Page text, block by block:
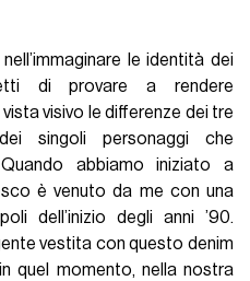
le identità dei
di provare a rendere
visivo le differenze dei tre
singoli personaggi che
abbiamo iniziato a
è venuto da me con una
dell’inizio degli anni ’90.
vestita con questo denim
quel momento, nella nostra